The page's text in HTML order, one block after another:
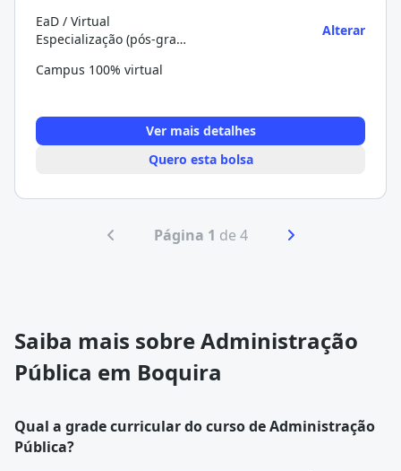
EaD / Virtual
Especialização (pós-graduação)
Alterar
Campus 100% virtual
Ver mais detalhes
Quero esta bolsa
Página 1 de 4
Saiba mais sobre Administração
Pública em Boquira
Qual a grade curricular do curso de Administração
Pública?